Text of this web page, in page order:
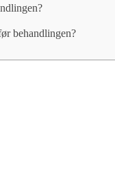
behandlingen?